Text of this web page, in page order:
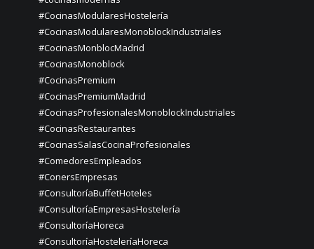
#CocinasModularesHostelería
#CocinasModularesMonoblockIndustriales
#CocinasMonblocMadrid
#CocinasMonoblock
#CocinasPremium
#CocinasPremiumMadrid
#CocinasProfesionalesMonoblockIndustriales
#CocinasRestaurantes
#CocinasSalasCocinaProfesionales
#ComedoresEmpleados
#ConersEmpresas
#ConsultoríaBuffetHoteles
#ConsultoríaEmpresasHostelería
#ConsultoríaHoreca
#ConsultoríaHosteleríaHoreca